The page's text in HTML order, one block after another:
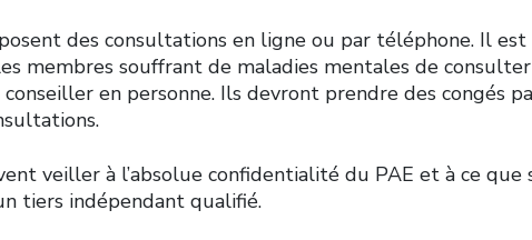
des consultations en ligne ou par téléphone. Il est
membres souffrant de maladies mentales de
en personne. Ils devront prendre des congés
veiller à l’absolue confidentialité du PAE et à ce que
tiers indépendant qualifié.